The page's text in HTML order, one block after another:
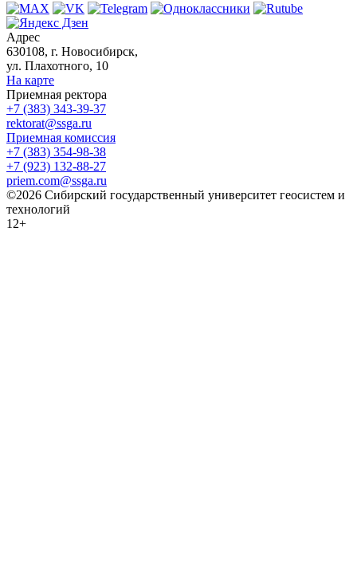
Адрес
630108, г. Новосибирск,
ул. Плахотного, 10
На карте
Приемная ректора
+7 (383) 343-39-37
rektorat@ssga.ru
Приемная комиссия
+7 (383) 354-98-38
+7 (923) 132-88-27
priem.com@ssga.ru
©2026 Сибирский государственный университет геосистем и
технологий
12+